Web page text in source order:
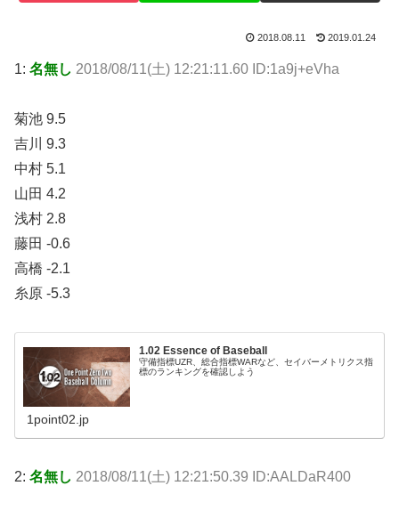
2018.08.11 2019.01.24
1: 名無し 2018/08/11(土) 12:21:11.60 ID:1a9j+eVha
菊池 9.5
吉川 9.3
中村 5.1
山田 4.2
浅村 2.8
藤田 -0.6
高橋 -2.1
糸原 -5.3
1.02 Essence of Baseball
守備指標UZR、総合指標WARなど、セイバーメトリクス指
標のランキングを確認しよう
1point02.jp
2: 名無し 2018/08/11(土) 12:21:50.39 ID:AALDaR400